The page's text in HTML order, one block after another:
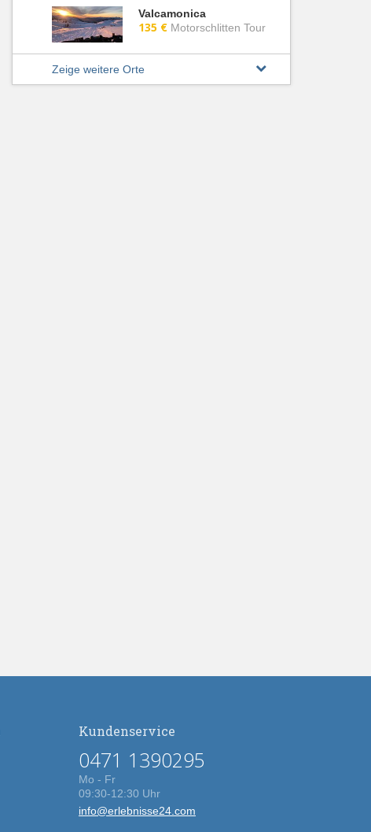
Valcamonica
135 € Motorschlitten Tour
Zeige weitere Orte
Kundenservice
0471 1390295
Mo - Fr
09:30-12:30 Uhr
info@erlebnisse24.com